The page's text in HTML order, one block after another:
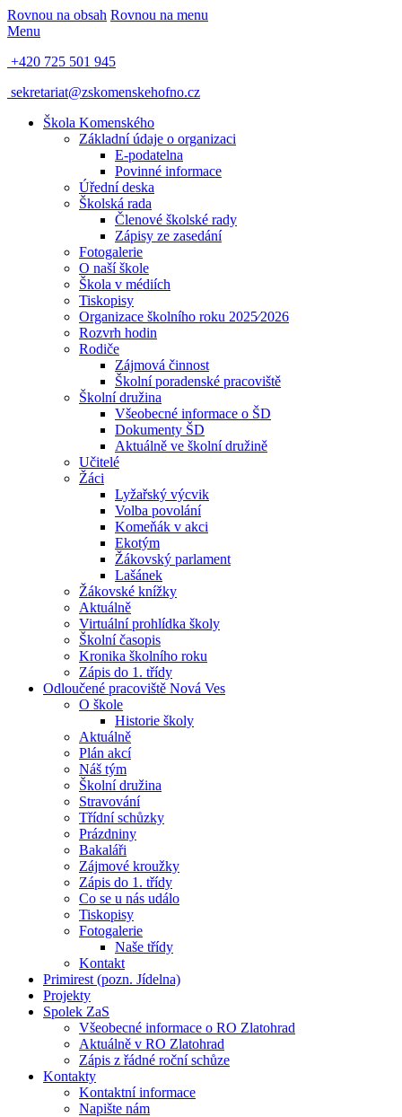
Rovnou na obsah Rovnou na menu
Menu
+420 725 501 945
sekretariat@zskomenskehofno.cz
Škola Komenského
Základní údaje o organizaci
E-podatelna
Povinné informace
Úřední deska
Školská rada
Členové školské rady
Zápisy ze zasedání
Fotogalerie
O naší škole
Škola v médiích
Tiskopisy
Organizace školního roku 2025⁄2026
Rozvrh hodin
Rodiče
Zájmová činnost
Školní poradenské pracoviště
Školní družina
Všeobecné informace o ŠD
Dokumenty ŠD
Aktuálně ve školní družině
Učitelé
Žáci
Lyžařský výcvik
Volba povolání
Komeňák v akci
Ekotým
Žákovský parlament
Lašánek
Žákovské knížky
Aktuálně
Virtuální prohlídka školy
Školní časopis
Kronika školního roku
Zápis do 1. třídy
Odloučené pracoviště Nová Ves
O škole
Historie školy
Aktuálně
Plán akcí
Náš tým
Školní družina
Stravování
Třídní schůzky
Prázdniny
Bakaláři
Zájmové kroužky
Zápis do 1. třídy
Co se u nás událo
Tiskopisy
Fotogalerie
Naše třídy
Kontakt
Primirest (pozn. Jídelna)
Projekty
Spolek ZaS
Všeobecné informace o RO Zlatohrad
Aktuálně v RO Zlatohrad
Zápis z řádné roční schůze
Kontakty
Kontaktní informace
Napište nám